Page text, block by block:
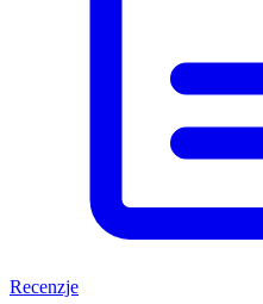
Recenzje